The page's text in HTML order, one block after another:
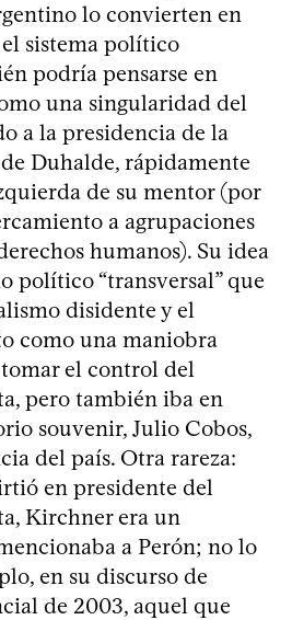
lo convierten en
sistema político
podría pensarse en
una singularidad del
a la presidencia de la
Duhalde, rápidamente
de su mentor (por
a agrupaciones
humanos). Su idea
político “transversal” que
disidente y el
como una maniobra
el control del
pero también iba en
souvenir, Julio Cobos,
del país. Otra rareza:
en presidente del
Kirchner era un
a Perón; no lo
en su discurso de
de 2003, aquel que